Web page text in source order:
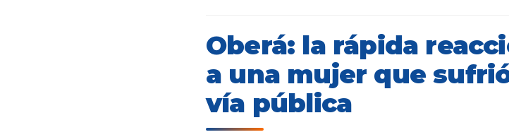
Oberá: la rápida
a una mujer que
vía pública